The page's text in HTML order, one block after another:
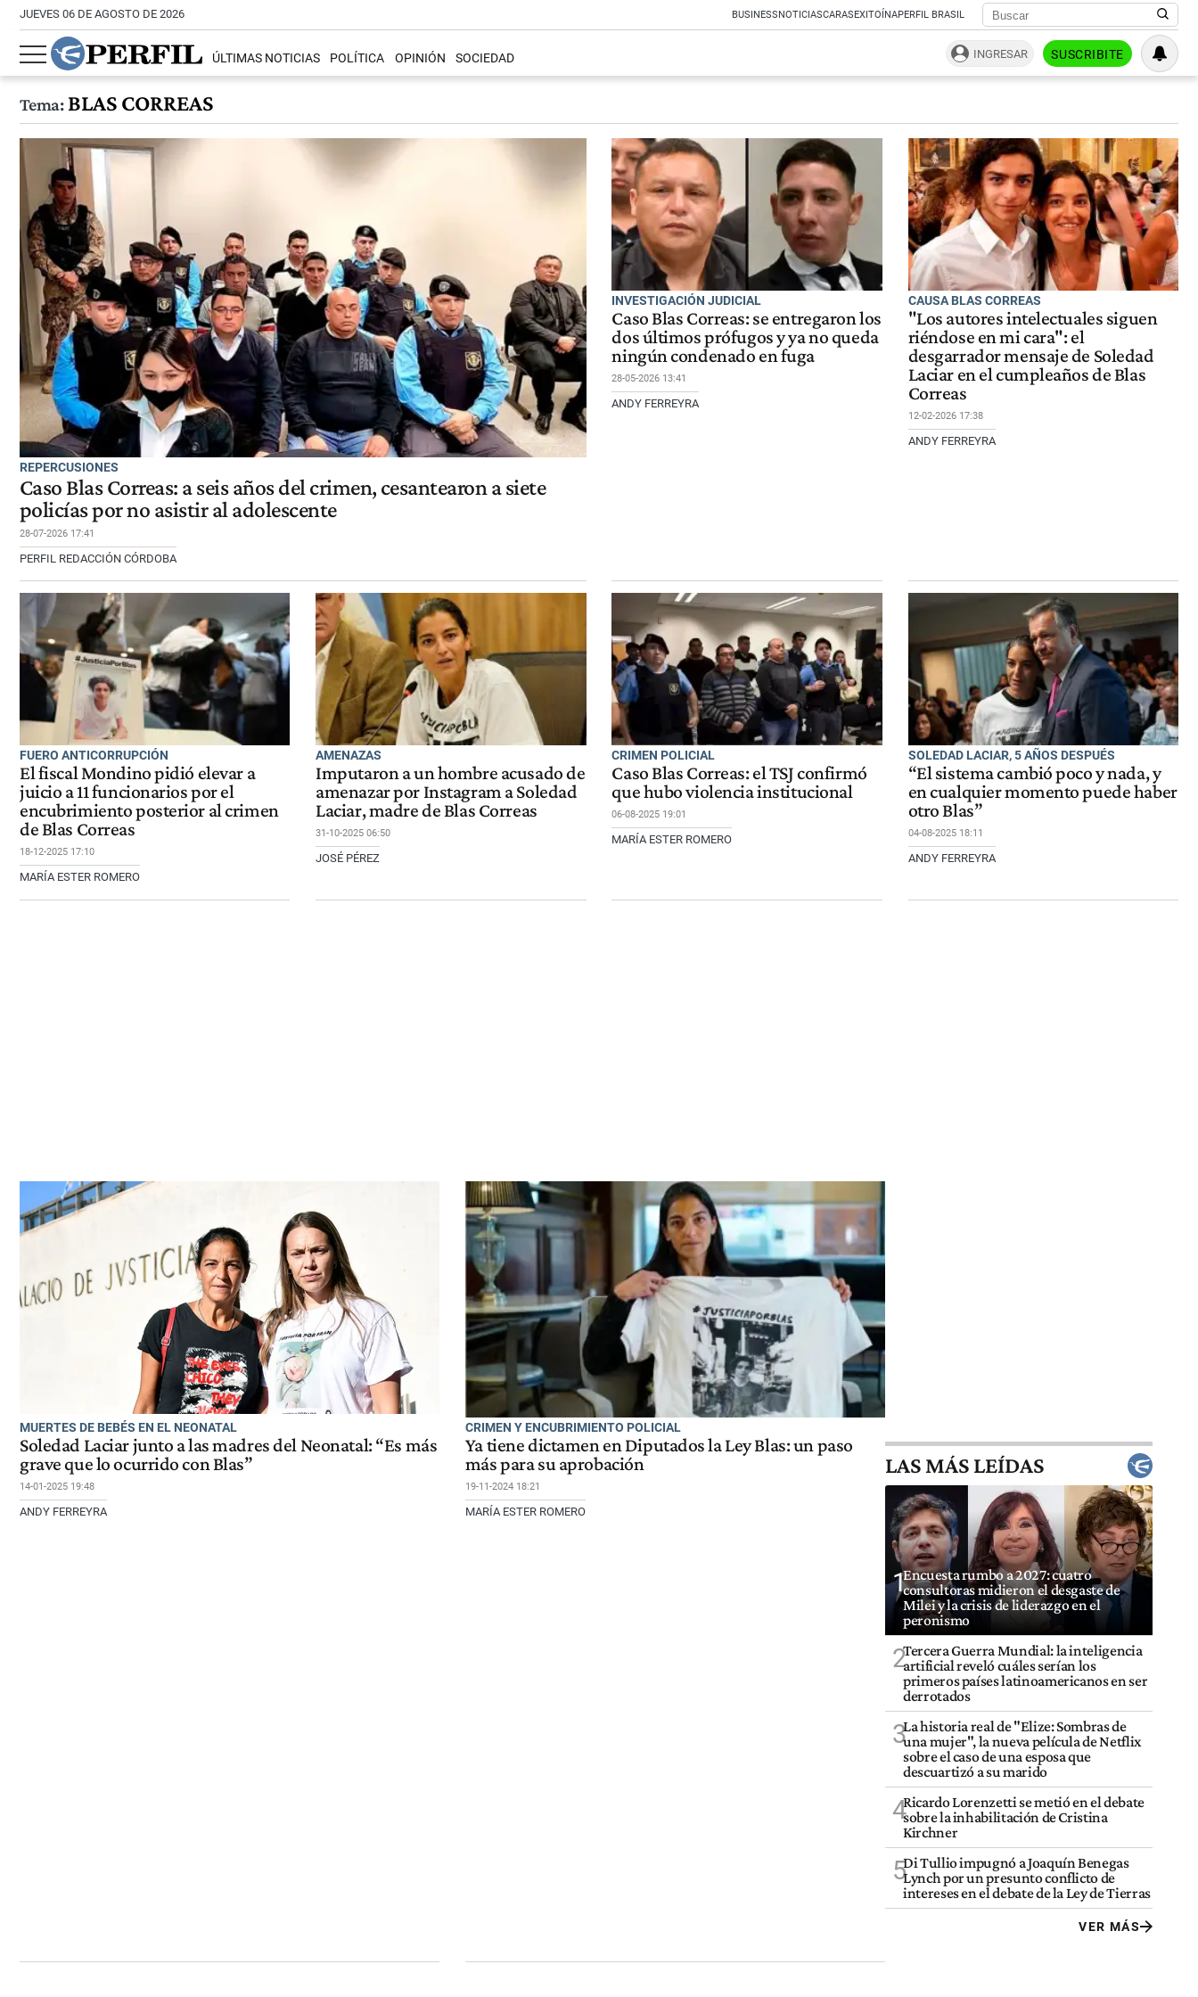
JUEVES 06 DE AGOSTO DE 2026 BUSINESSNOTICIASCARASEXITOÍNAPERFIL BRASIL
ÚLTIMAS NOTICIAS POLÍTICA OPINIÓN SOCIEDAD INGRESAR SUSCRIBITE
Tema:BLAS CORREAS
REPERCUSIONES
Caso Blas Correas: a seis años del crimen, cesantearon a siete
policías por no asistir al adolescente
28-07-2026 17:41
PERFIL REDACCIÓN CÓRDOBA
INVESTIGACIÓN JUDICIAL
Caso Blas Correas: se entregaron los
dos últimos prófugos y ya no queda
ningún condenado en fuga
28-05-2026 13:41
ANDY FERREYRA
CAUSA BLAS CORREAS
"Los autores intelectuales siguen
riéndose en mi cara": el
desgarrador mensaje de Soledad
Laciar en el cumpleaños de Blas
Correas
12-02-2026 17:38
ANDY FERREYRA
FUERO ANTICORRUPCIÓN
El fiscal Mondino pidió elevar a
juicio a 11 funcionarios por el
encubrimiento posterior al crimen
de Blas Correas
18-12-2025 17:10
MARÍA ESTER ROMERO
AMENAZAS
Imputaron a un hombre acusado de
amenazar por Instagram a Soledad
Laciar, madre de Blas Correas
31-10-2025 06:50
JOSÉ PÉREZ
CRIMEN POLICIAL
Caso Blas Correas: el TSJ confirmó
que hubo violencia institucional
06-08-2025 19:01
MARÍA ESTER ROMERO
SOLEDAD LACIAR, 5 AÑOS DESPUÉS
“El sistema cambió poco y nada, y
en cualquier momento puede haber
otro Blas”
04-08-2025 18:11
ANDY FERREYRA
MUERTES DE BEBÉS EN EL NEONATAL
Soledad Laciar junto a las madres del Neonatal: “Es más
grave que lo ocurrido con Blas”
14-01-2025 19:48
ANDY FERREYRA
CRIMEN Y ENCUBRIMIENTO POLICIAL
Ya tiene dictamen en Diputados la Ley Blas: un paso
más para su aprobación
19-11-2024 18:21
MARÍA ESTER ROMERO
LAS MÁS LEÍDAS
1Encuesta rumbo a 2027: cuatro
consultoras midieron el desgaste de
Milei y la crisis de liderazgo en el
peronismo
2Tercera Guerra Mundial: la inteligencia
artificial reveló cuáles serían los
primeros países latinoamericanos en ser
derrotados
3La historia real de "Elize: Sombras de
una mujer", la nueva película de Netflix
sobre el caso de una esposa que
descuartizó a su marido
4Ricardo Lorenzetti se metió en el debate
sobre la inhabilitación de Cristina
Kirchner
5Di Tullio impugnó a Joaquín Benegas
Lynch por un presunto conflicto de
intereses en el debate de la Ley de Tierras
VER MÁS